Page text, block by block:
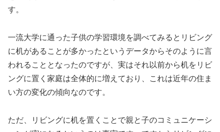
す。
一流大学に通った子供の学習環境を調べてみるとリビング
に机があることが多かったというデータからそのように言
われることとなったのですが、実はそれ以前から机をリビ
ングに置く家庭は全体的に増えており、これは近年の住ま
い方の変化の傾向なのです。
ただ、リビングに机を置くことで親と子のコミュニケーシ